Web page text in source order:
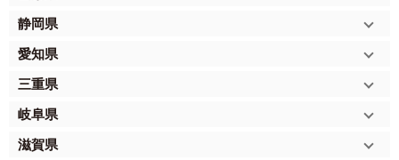
静岡県
愛知県
三重県
岐阜県
滋賀県